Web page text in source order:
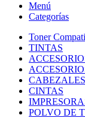
Menú
Categorías
Toner
TINTAS
CABEZALES
CINTAS
POLVO DE